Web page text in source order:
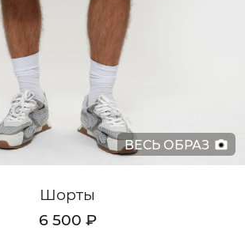
ВЕСЬ ОБРАЗ
Шорты
6 500 ₽